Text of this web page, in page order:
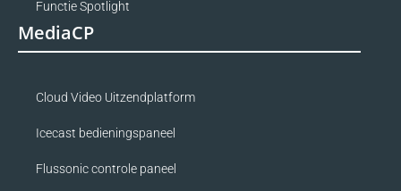
Functie Spotlight
MediaCP
Cloud Video Uitzendplatform
Icecast bedieningspaneel
Flussonic controle paneel